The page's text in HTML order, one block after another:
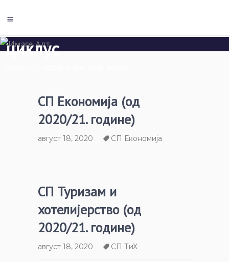
Наставни план Први
циклус
СП Економија (од
2020/21. године)
август 18, 2020 СП Економија
СП Туризам и
хотелијерство (од
2020/21. године)
август 18, 2020 СП ТиХ